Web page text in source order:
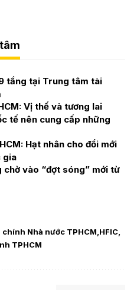
tầng tại Trung tâm tài
Vị thế và tương lai
tế nên cung cấp những
Hạt nhân cho đổi mới
gia
chờ vào “đợt sóng” mới từ
Nhà nước TPHCM HFIC
TPHCM